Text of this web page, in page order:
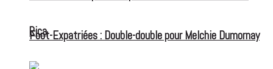
Rica
Foot-Expatriées : Double-double pour Melchie Dumornay